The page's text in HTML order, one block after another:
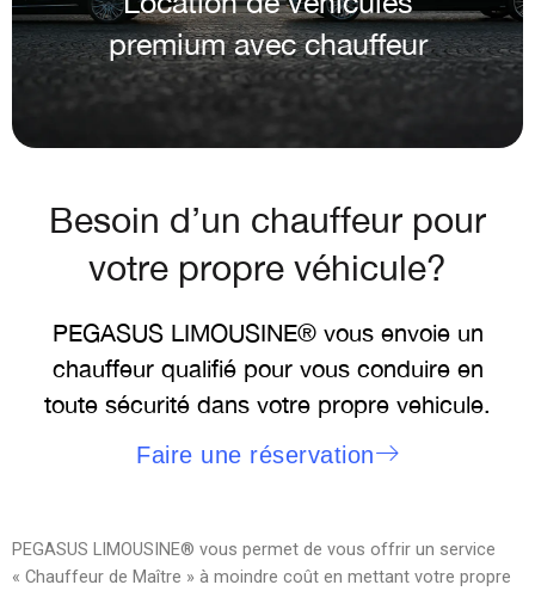
premium avec chauffeur
Besoin d’un chauffeur pour
votre propre véhicule?
PEGASUS LIMOUSINE® vous envoie un
chauffeur qualifié pour vous conduire en
toute sécurité dans votre propre vehicule.
Faire une réservation
PEGASUS LIMOUSINE® vous permet de vous offrir un service
« Chauffeur de Maître » à moindre coût en mettant votre propre